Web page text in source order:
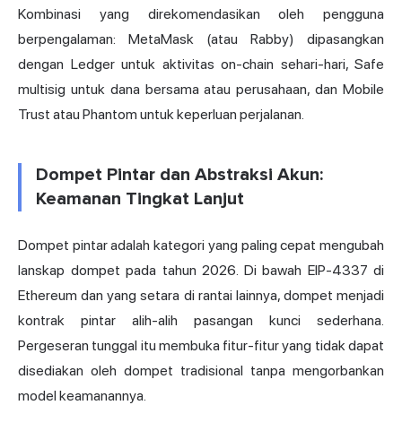
Kombinasi yang direkomendasikan oleh pengguna
berpengalaman: MetaMask (atau Rabby) dipasangkan
dengan Ledger untuk aktivitas on-chain sehari-hari, Safe
multisig untuk dana bersama atau perusahaan, dan Mobile
Trust atau Phantom untuk keperluan perjalanan.
Dompet Pintar dan Abstraksi Akun:
Keamanan Tingkat Lanjut
Dompet pintar adalah kategori yang paling cepat mengubah
lanskap dompet pada tahun 2026. Di bawah EIP-4337 di
Ethereum dan yang setara di rantai lainnya, dompet menjadi
kontrak pintar alih-alih pasangan kunci sederhana.
Pergeseran tunggal itu membuka fitur-fitur yang tidak dapat
disediakan oleh dompet tradisional tanpa mengorbankan
model keamanannya.